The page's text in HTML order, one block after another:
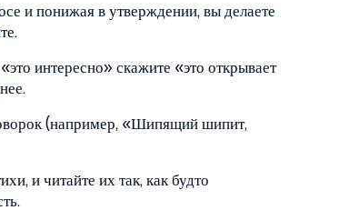
и понижая в утверждении, вы делаете
интересно» скажите «это открывает
(например, «Шипящий шипит,
и читайте их так, как будто